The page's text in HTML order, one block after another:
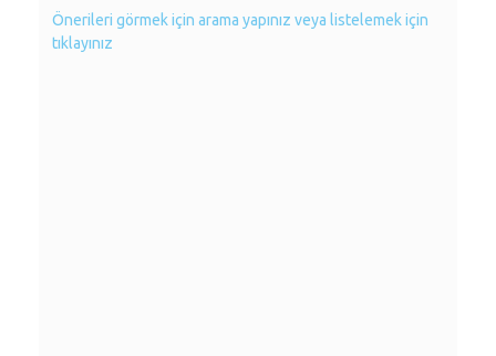
Önerileri görmek için arama yapınız veya listelemek için
tıklayınız